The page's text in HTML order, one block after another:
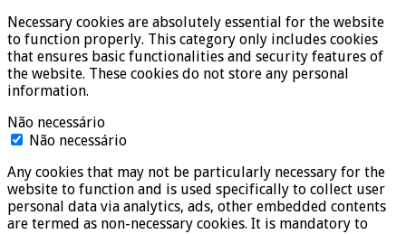
Necessary cookies are absolutely essential for the website
to function properly. This category only includes cookies
that ensures basic functionalities and security features of
the website. These cookies do not store any personal
information.
Não necessário
Não necessário
Any cookies that may not be particularly necessary for the
website to function and is used specifically to collect user
personal data via analytics, ads, other embedded contents
are termed as non-necessary cookies. It is mandatory to